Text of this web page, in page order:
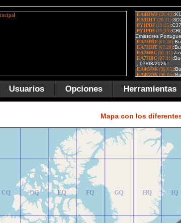
Usuarios Opciones Herramientas
Mapa con los
CQ
CR
DQ
DR
EQ
ER
FQ
FR
GQ
GR
HQ
HR
IQ
IR